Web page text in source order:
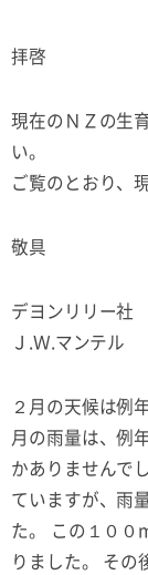
拝啓
現在のＮＺの生
い。
ご覧のとおり、
敬具
デヨンリリー社
Ｊ.Ｗ.マンテル
２月の天候は例
月の雨量は、例
かありませんで
ていますが、雨
た。 この１００
りました。 その